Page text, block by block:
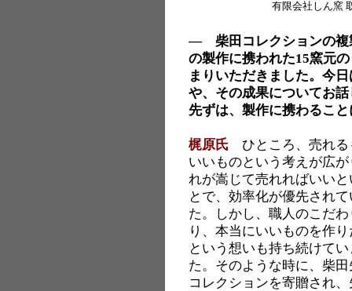
有限会社しん窯
― 柴田コレクションの複
の製作に携われた15窯元
まりいただきました。今
や、その成果についてお
先ずは、製作に携わるこ
梶原氏 ひところ、売れる
いいものという考えが広
れが嵩じて売れればいいと
とで、効率化が優先され
た。しかし、職人のこだ
り、本当にいいものを作
という想いも持ち続けてい
た。そのような時に、柴
コレクションを寄贈され